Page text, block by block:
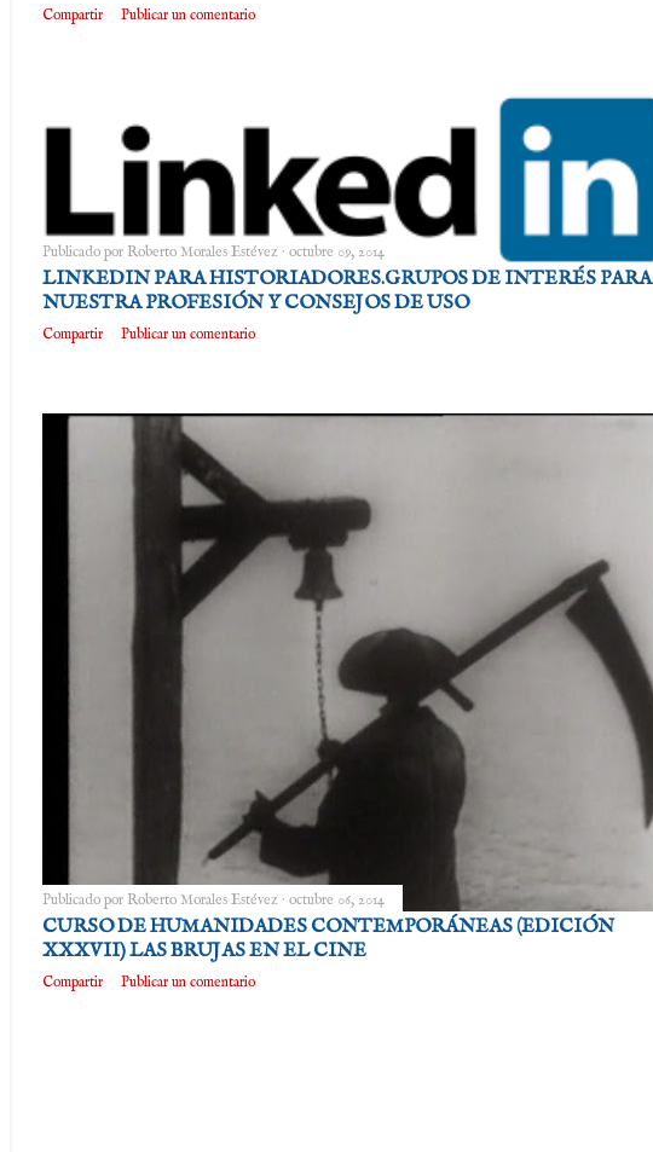
Compartir Publicar un comentario
Publicado por Roberto Morales Estévez octubre 09, 2014
LINKEDIN PARA HISTORIADORES.GRUPOS DE INTERÉS PARA
NUESTRA PROFESIÓN Y CONSEJOS DE USO
Compartir Publicar un comentario
Publicado por Roberto Morales Estévez octubre 06, 2014
CURSO DE HUMANIDADES CONTEMPORÁNEAS (EDICIÓN
XXXVII) LAS BRUJAS EN EL CINE
Compartir Publicar un comentario